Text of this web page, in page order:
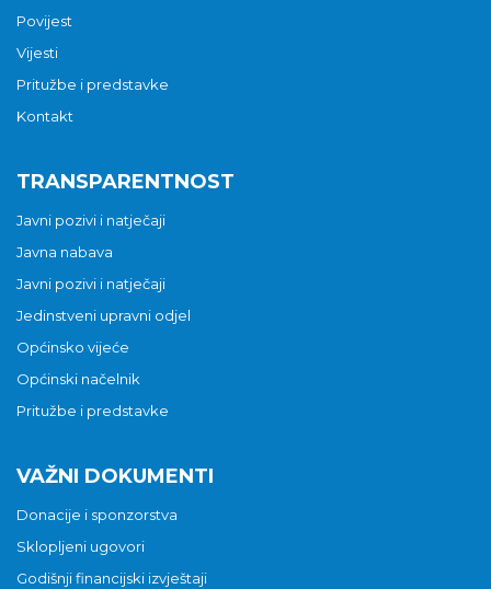
Povijest
Vijesti
Pritužbe i predstavke
Kontakt
TRANSPARENTNOST
Javni pozivi i natječaji
Javna nabava
Javni pozivi i natječaji
Jedinstveni upravni odjel
Općinsko vijeće
Općinski načelnik
Pritužbe i predstavke
VAŽNI DOKUMENTI
Donacije i sponzorstva
Sklopljeni ugovori
Godišnji financijski izvještaji